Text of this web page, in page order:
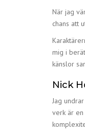
När jag
chans att
mig i
känslor
Nick
Jag
verk är en